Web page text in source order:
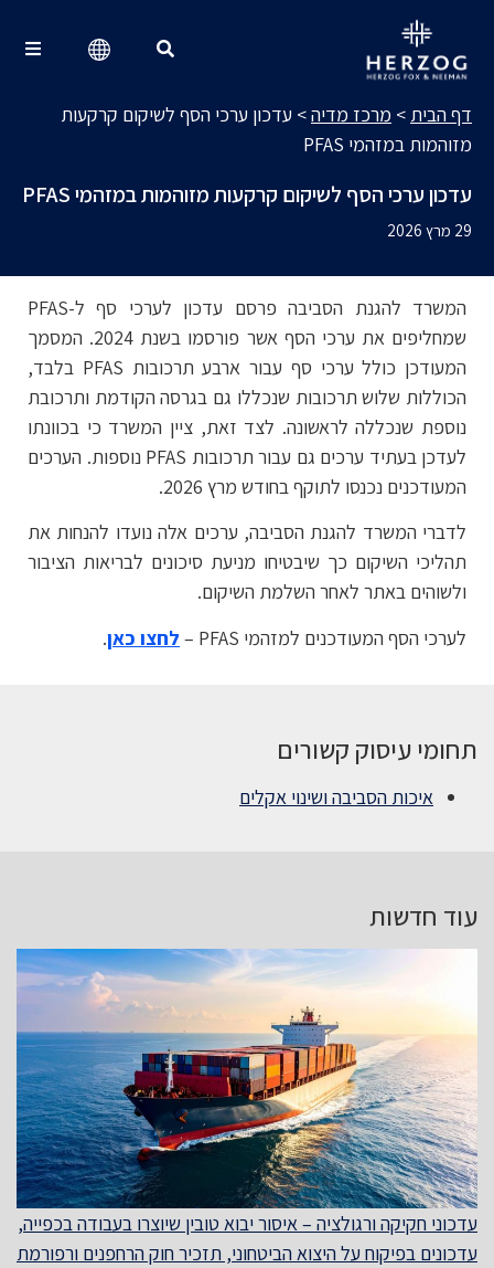
דף הבית > מרכז מדיה> עדכון ערכי הסף לשיקום קרקעות
מזוהמות במזהמי PFAS
עדכון ערכי הסף לשיקום קרקעות מזוהמות במזהמי PFAS
29 מרץ 2026
המשרד להגנת הסביבה פרסם עדכון לערכי סף ל-PFAS
שמחליפים את ערכי הסף אשר פורסמו בשנת 2024. המסמך
המעודכן כולל ערכי סף עבור ארבע תרכובות PFAS בלבד,
הכוללות שלוש תרכובות שנכללו גם בגרסה הקודמת ותרכובת
נוספת שנכללה לראשונה. לצד זאת, ציין המשרד כי בכוונתו
לעדכן בעתיד ערכים גם עבור תרכובות PFAS נוספות. הערכים
המעודכנים נכנסו לתוקף בחודש מרץ 2026.
לדברי המשרד להגנת הסביבה, ערכים אלה נועדו להנחות את
תהליכי השיקום כך שיבטיחו מניעת סיכונים לבריאות הציבור
ולשוהים באתר לאחר השלמת השיקום.
לערכי הסף המעודכנים למזהמי PFAS –
לחצו כאן.
תחומי עיסוק קשורים
איכות הסביבה ושינוי אקלים
עוד חדשות
עדכוני חקיקה ורגולציה – איסור יבוא טובין שיוצרו בעבודה בכפייה,
עדכונים בפיקוח על היצוא הביטחוני, תזכיר חוק הרחפנים ורפורמת